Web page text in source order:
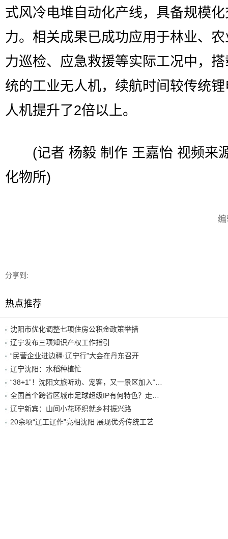
式风冷电堆自动化产线，具备规模
力。相关成果已成功应用于林业、
力巡检、应急救援等实际工况中，
统的工业无人机，续航时间较传统
人机提升了2倍以上。
(记者 杨毅 制作 王嘉怡 视频来
化物所)
分享到:
热点推荐
沈阳市优化调整七项住房公积金政策举措
辽宁发布三项知识产权工作指引
“民营企业进边疆·辽宁行”大会在丹东召开
辽宁沈阳：水稻种植忙
辽宁新宾：山间小花环织就乡村振兴路
20余项“辽工辽作”亮相沈阳 展现优秀传统工艺